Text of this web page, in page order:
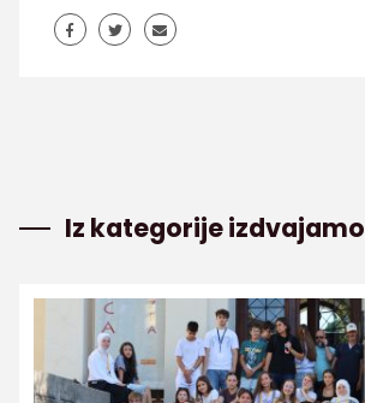
Iz kategorije izdvajamo